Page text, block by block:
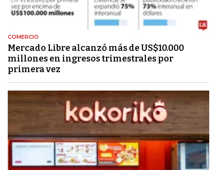
COMERCIO
Mercado Libre alcanzó más de US$10.000
millones en ingresos trimestrales por
primera vez